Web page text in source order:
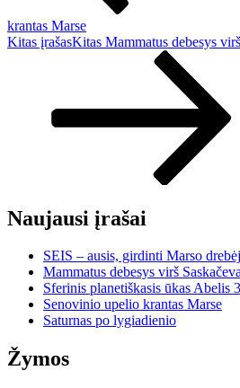
krantas Marse
Kitas įrašasKitas Mammatus debesys
Naujausi įrašai
SEIS – ausis, girdinti Marso
Mammatus debesys virš
Sferinis planetiškasis ūkas Abelis
Senovinio upelio krantas Marse
Saturnas po lygiadienio
Žymos